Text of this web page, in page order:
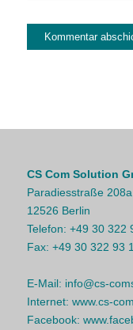
CS Com Solution
Paradiesstraße 208a
12526 Berlin
Telefon: +49 30 322
Fax: +49 30 322 93
E-Mail: info@cs-
Internet: www.cs-
Facebook: